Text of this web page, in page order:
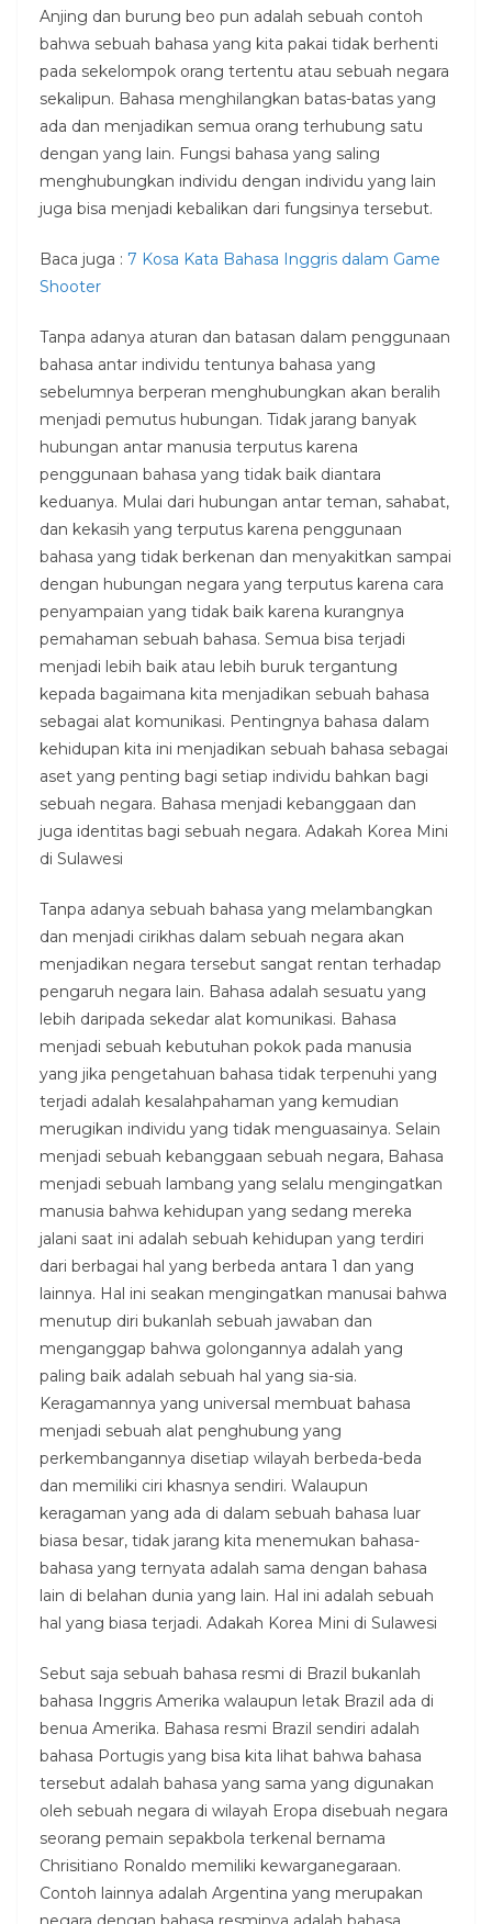
Anjing dan burung beo pun adalah sebuah contoh
bahwa sebuah bahasa yang kita pakai tidak berhenti
pada sekelompok orang tertentu atau sebuah negara
sekalipun. Bahasa menghilangkan batas-batas yang
ada dan menjadikan semua orang terhubung satu
dengan yang lain. Fungsi bahasa yang saling
menghubungkan individu dengan individu yang lain
juga bisa menjadi kebalikan dari fungsinya tersebut.
Baca juga : 7 Kosa Kata Bahasa Inggris dalam Game
Shooter
Tanpa adanya aturan dan batasan dalam penggunaan
bahasa antar individu tentunya bahasa yang
sebelumnya berperan menghubungkan akan beralih
menjadi pemutus hubungan. Tidak jarang banyak
hubungan antar manusia terputus karena
penggunaan bahasa yang tidak baik diantara
keduanya. Mulai dari hubungan antar teman, sahabat,
dan kekasih yang terputus karena penggunaan
bahasa yang tidak berkenan dan menyakitkan sampai
dengan hubungan negara yang terputus karena cara
penyampaian yang tidak baik karena kurangnya
pemahaman sebuah bahasa. Semua bisa terjadi
menjadi lebih baik atau lebih buruk tergantung
kepada bagaimana kita menjadikan sebuah bahasa
sebagai alat komunikasi. Pentingnya bahasa dalam
kehidupan kita ini menjadikan sebuah bahasa sebagai
aset yang penting bagi setiap individu bahkan bagi
sebuah negara. Bahasa menjadi kebanggaan dan
juga identitas bagi sebuah negara. Adakah Korea Mini
di Sulawesi
Tanpa adanya sebuah bahasa yang melambangkan
dan menjadi cirikhas dalam sebuah negara akan
menjadikan negara tersebut sangat rentan terhadap
pengaruh negara lain. Bahasa adalah sesuatu yang
lebih daripada sekedar alat komunikasi. Bahasa
menjadi sebuah kebutuhan pokok pada manusia
yang jika pengetahuan bahasa tidak terpenuhi yang
terjadi adalah kesalahpahaman yang kemudian
merugikan individu yang tidak menguasainya. Selain
menjadi sebuah kebanggaan sebuah negara, Bahasa
menjadi sebuah lambang yang selalu mengingatkan
manusia bahwa kehidupan yang sedang mereka
jalani saat ini adalah sebuah kehidupan yang terdiri
dari berbagai hal yang berbeda antara 1 dan yang
lainnya. Hal ini seakan mengingatkan manusai bahwa
menutup diri bukanlah sebuah jawaban dan
menganggap bahwa golongannya adalah yang
paling baik adalah sebuah hal yang sia-sia.
Keragamannya yang universal membuat bahasa
menjadi sebuah alat penghubung yang
perkembangannya disetiap wilayah berbeda-beda
dan memiliki ciri khasnya sendiri. Walaupun
keragaman yang ada di dalam sebuah bahasa luar
biasa besar, tidak jarang kita menemukan bahasa-
bahasa yang ternyata adalah sama dengan bahasa
lain di belahan dunia yang lain. Hal ini adalah sebuah
hal yang biasa terjadi. Adakah Korea Mini di Sulawesi
Sebut saja sebuah bahasa resmi di Brazil bukanlah
bahasa Inggris Amerika walaupun letak Brazil ada di
benua Amerika. Bahasa resmi Brazil sendiri adalah
bahasa Portugis yang bisa kita lihat bahwa bahasa
tersebut adalah bahasa yang sama yang digunakan
oleh sebuah negara di wilayah Eropa disebuah negara
seorang pemain sepakbola terkenal bernama
Chrisitiano Ronaldo memiliki kewarganegaraan.
Contoh lainnya adalah Argentina yang merupakan